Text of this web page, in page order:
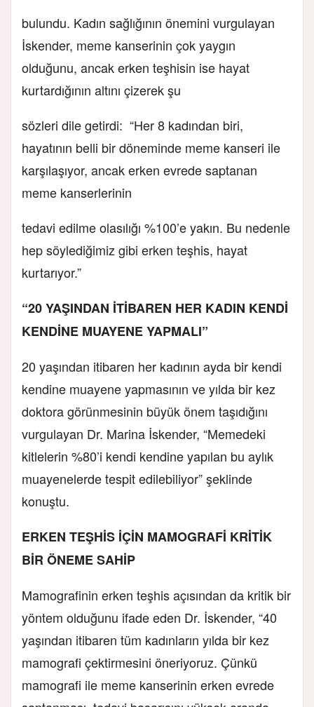
bulundu. Kadın sağlığının önemini vurgulayan
İskender, meme kanserinin çok yaygın
olduğunu, ancak erken teşhisin ise hayat
kurtardığının altını çizerek şu
sözleri dile getirdi: “Her 8 kadından biri,
hayatının belli bir döneminde meme kanseri ile
karşılaşıyor, ancak erken evrede saptanan
meme kanserlerinin
tedavi edilme olasılığı %100’e yakın. Bu nedenle
hep söylediğimiz gibi erken teşhis, hayat
kurtarıyor.”
“20 YAŞINDAN İTİBAREN HER KADIN KENDİ
KENDİNE MUAYENE YAPMALI”
20 yaşından itibaren her kadının ayda bir kendi
kendine muayene yapmasının ve yılda bir kez
doktora görünmesinin büyük önem taşıdığını
vurgulayan Dr. Marina İskender, “Memedeki
kitlelerin %80’i kendi kendine yapılan bu aylık
muayenelerde tespit edilebiliyor” şeklinde
konuştu.
ERKEN TEŞHİS İÇİN MAMOGRAFİ KRİTİK
BİR ÖNEME SAHİP
Mamografinin erken teşhis açısından da kritik bir
yöntem olduğunu ifade eden Dr. İskender, “40
yaşından itibaren tüm kadınların yılda bir kez
mamografi çektirmesini öneriyoruz. Çünkü
mamografi ile meme kanserinin erken evrede